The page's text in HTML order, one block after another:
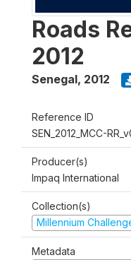
Roads
2012
Senegal, 2012
Reference ID
SEN_2012_MCC-
Producer(s)
Impaq International
Collection(s)
Millennium
Metadata